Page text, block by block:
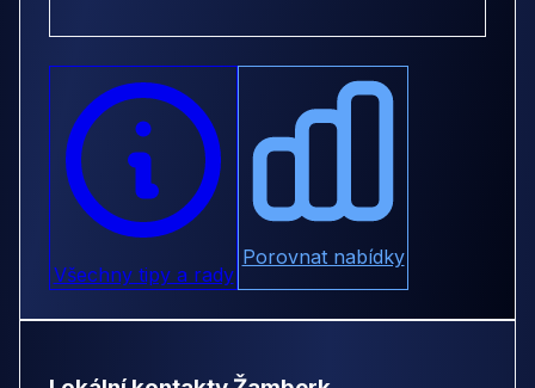
Všechny tipy a rady
Porovnat nabídky